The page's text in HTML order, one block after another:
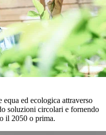
ed ecologica attraverso
soluzioni circolari e fornendo
il 2050 o prima.